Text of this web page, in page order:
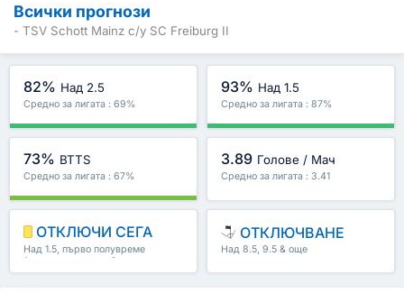
Всички прогнози
- TSV Schott Mainz с/у SC Freiburg II
82% Над 2.5
Средно за лигата : 69%
93% Над 1.5
Средно за лигата : 87%
73% BTTS
Средно за лигата : 67%
3.89 Голове / Мач
Средно за лигата : 3.41
ОТКЛЮЧИ СЕГА
Над 1.5, първо полувреме
/второ полувреме & още
ОТКЛЮЧВАНЕ
Над 8.5, 9.5 & още